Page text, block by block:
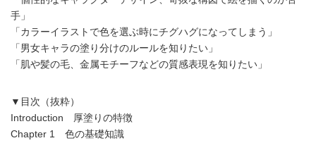
手」
「カラーイラストで色を選ぶ時にチグハグになってしまう」
「男女キャラの塗り分けのルールを知りたい」
「肌や髪の毛、金属モチーフなどの質感表現を知りたい」
▼目次（抜粋）
Introduction 厚塗りの特徴
Chapter 1 色の基礎知識